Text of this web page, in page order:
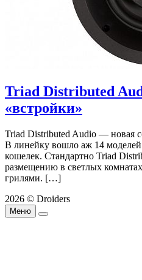
Triad Distributed
«встройки»
Triad Distributed Audio — новая
В линейку вошло аж 14
кошелек. Стандартно Triad
размещению в светлых
грилями. […]
2026 © Droiders
Меню